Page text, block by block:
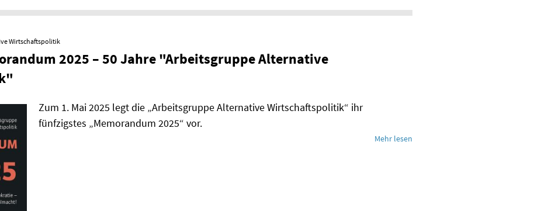
Wirtschaftspolitik
2025 – 50 Jahre "Arbeitsgruppe Alternative
Zum 1. Mai 2025 legt die „Arbeitsgruppe Alternative Wirt­schaftspolitik“ ihr
fünfzigstes „Memorandum 2025“ vor.
Mehr lesen